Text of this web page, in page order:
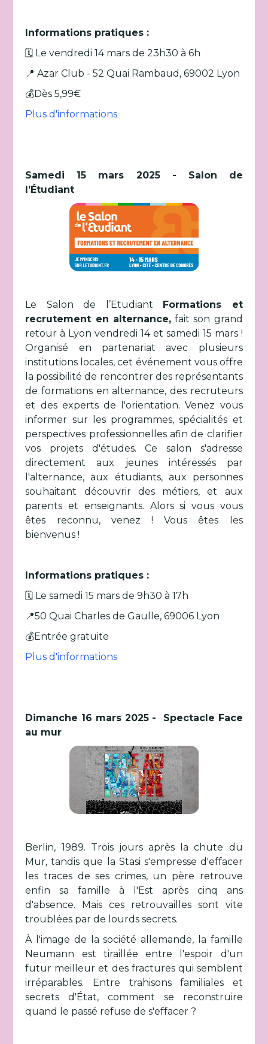
Informations pratiques :
🗓️ Le vendredi 14 mars de 23h30 à 6h
📍 Azar Club - 52 Quai Rambaud, 69002 Lyon
💰Dès 5,99€
Plus d'informations
Samedi 15 mars 2025 - Salon de
l’Étudiant
Le Salon de l’Etudiant Formations et
recrutement en alternance,fait son grand
retour à Lyon vendredi 14 et samedi 15 mars !
Organisé en partenariat avec plusieurs
institutions locales, cet événement vous offre
la possibilité de rencontrer des représentants
de formations en alternance, des recruteurs
et des experts de l'orientation. Venez vous
informer sur les programmes, spécialités et
perspectives professionnelles afin de clarifier
vos projets d'études. Ce salon s'adresse
directement aux jeunes intéressés par
l'alternance, aux étudiants, aux personnes
souhaitant découvrir des métiers, et aux
parents et enseignants. Alors si vous vous
êtes reconnu, venez ! Vous êtes les
bienvenus !
Informations pratiques :
🗓️ Le samedi 15 mars de 9h30 à 17h
📍50 Quai Charles de Gaulle, 69006 Lyon
💰Entrée gratuite
Plus d'informations
Dimanche 16 mars 2025 - Spectacle Face
au mur
Berlin, 1989. Trois jours après la chute du
Mur, tandis que la Stasi s'empresse d'effacer
les traces de ses crimes, un père retrouve
enfin sa famille à l'Est après cinq ans
d'absence. Mais ces retrouvailles sont vite
troublées par de lourds secrets.
À l'image de la société allemande, la famille
Neumann est tiraillée entre l'espoir d'un
futur meilleur et des fractures qui semblent
irréparables. Entre trahisons familiales et
secrets d'État, comment se reconstruire
quand le passé refuse de s'effacer ?